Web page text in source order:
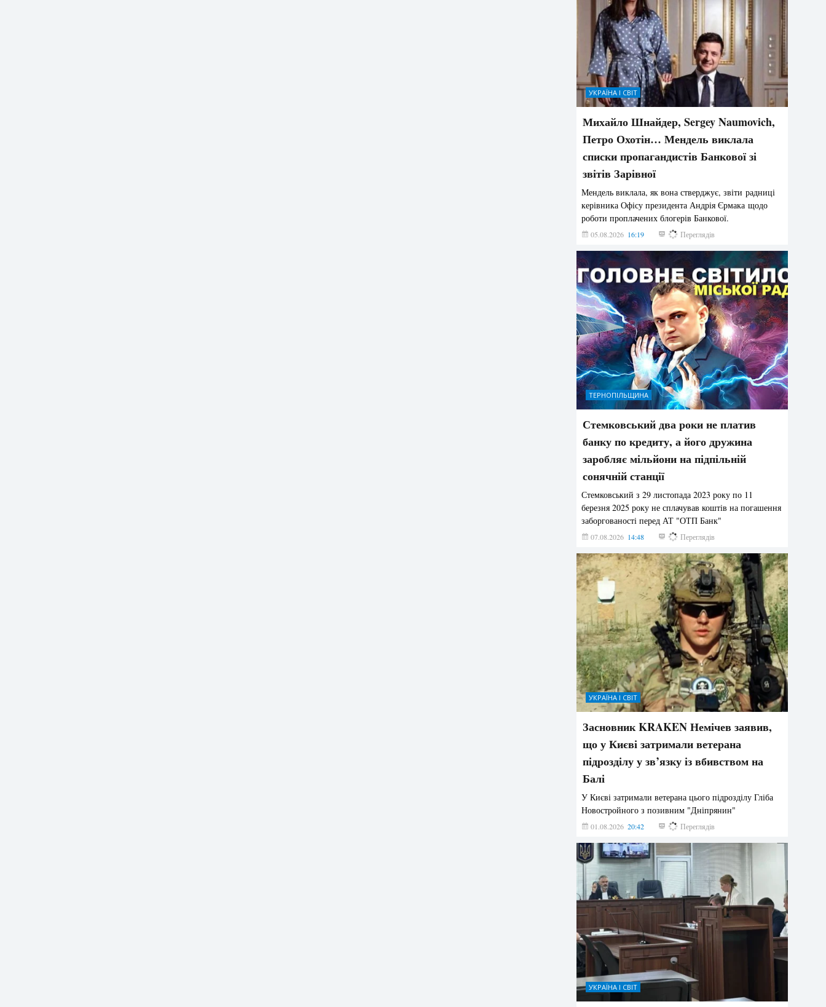
УКРАЇНА І СВІТ
Михайло Шнайдер, Sergey Naumovich,
Петро Охотін… Мендель виклала
списки пропагандистів Банкової зі
звітів Зарівної
Мендель виклала, як вона стверджує, звіти радниці
керівника Офісу президента Андрія Єрмака щодо
роботи проплачених блогерів Банкової.
05.08.2026 16:19 215 Переглядів
ТЕРНОПІЛЬЩИНА
Стемковський два роки не платив
банку по кредиту, а його дружина
заробляє мільйони на підпільній
сонячній станції
Стемковський з 29 листопада 2023 року по 11
березня 2025 року не сплачував коштів на погашення
заборгованості перед АТ "ОТП Банк"
07.08.2026 14:48 188 Переглядів
УКРАЇНА І СВІТ
Засновник KRAKEN Немічев заявив,
що у Києві затримали ветерана
підрозділу у зв’язку із вбивством на
Балі
У Києві затримали ветерана цього підрозділу Гліба
Новостройного з позивним "Дніпрянин"
01.08.2026 20:42 188 Переглядів
УКРАЇНА І СВІТ